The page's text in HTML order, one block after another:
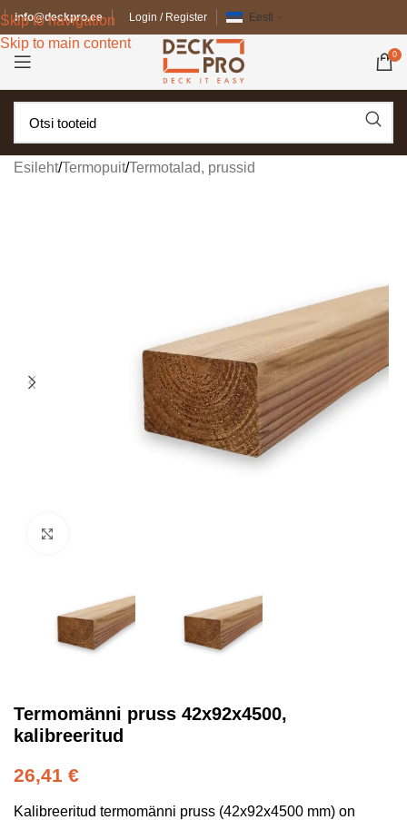
Skip to navigation
Skip to main content
info@deckpro.ee Login / Register Eesti
0
Esileht/Termopuit/Termotalad, prussid
Termomänni pruss 42x92x4500,
kalibreeritud
26,41 €
Kalibreeritud termomänni pruss (42x92x4500 mm) on